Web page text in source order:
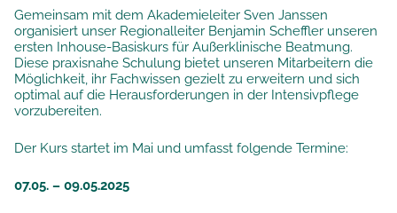
Gemeinsam mit dem Akademieleiter Sven Janssen
organisiert unser Regionalleiter Benjamin Scheffler unseren
ersten Inhouse-Basiskurs für Außerklinische Beatmung.
Diese praxisnahe Schulung bietet unseren Mitarbeitern die
Möglichkeit, ihr Fachwissen gezielt zu erweitern und sich
optimal auf die Herausforderungen in der Intensivpflege
vorzubereiten.
Der Kurs startet im Mai und umfasst folgende Termine:
07.05. – 09.05.2025